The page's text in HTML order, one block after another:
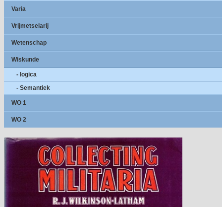
Varia
Vrijmetselarij
Wetenschap
Wiskunde
- logica
- Semantiek
WO 1
WO 2